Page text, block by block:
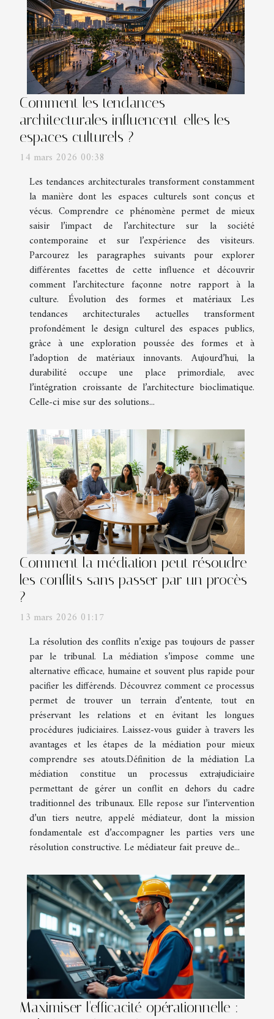
Comment les tendances
architecturales influencent-elles les
espaces culturels ?
14 mars 2026 00:38
Les tendances architecturales transforment constamment
la manière dont les espaces culturels sont conçus et
vécus. Comprendre ce phénomène permet de mieux
saisir l’impact de l’architecture sur la société
contemporaine et sur l’expérience des visiteurs.
Parcourez les paragraphes suivants pour explorer
différentes facettes de cette influence et découvrir
comment l’architecture façonne notre rapport à la
culture. Évolution des formes et matériaux Les
tendances architecturales actuelles transforment
profondément le design culturel des espaces publics,
grâce à une exploration poussée des formes et à
l’adoption de matériaux innovants. Aujourd’hui, la
durabilité occupe une place primordiale, avec
l’intégration croissante de l’architecture bioclimatique.
Celle-ci mise sur des solutions...
Comment la médiation peut résoudre
les conflits sans passer par un procès
?
13 mars 2026 01:17
La résolution des conflits n’exige pas toujours de passer
par le tribunal. La médiation s’impose comme une
alternative efficace, humaine et souvent plus rapide pour
pacifier les différends. Découvrez comment ce processus
permet de trouver un terrain d’entente, tout en
préservant les relations et en évitant les longues
procédures judiciaires. Laissez-vous guider à travers les
avantages et les étapes de la médiation pour mieux
comprendre ses atouts.Définition de la médiation La
médiation constitue un processus extrajudiciaire
permettant de gérer un conflit en dehors du cadre
traditionnel des tribunaux. Elle repose sur l’intervention
d’un tiers neutre, appelé médiateur, dont la mission
fondamentale est d’accompagner les parties vers une
résolution constructive. Le médiateur fait preuve de...
Maximiser l'efficacité opérationnelle :